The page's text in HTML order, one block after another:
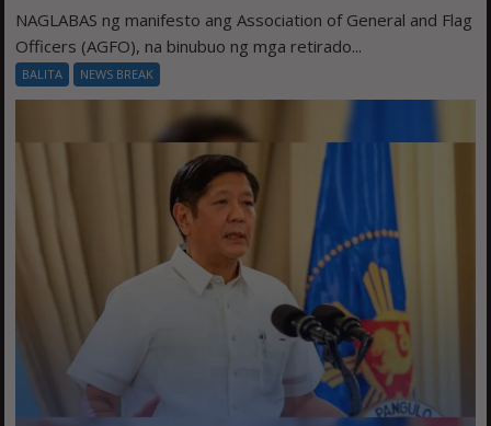
NAGLABAS ng manifesto ang Association of General and Flag
Officers (AGFO), na binubuo ng mga retirado...
BALITA NEWS BREAK